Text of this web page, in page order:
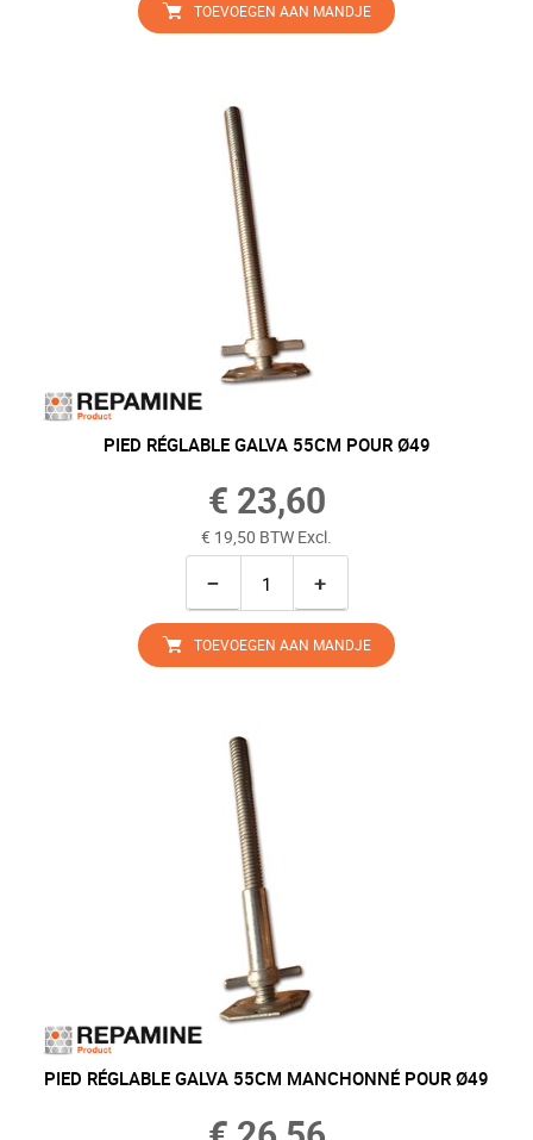
TOEVOEGEN AAN MANDJE
PIED RÉGLABLE GALVA 55CM POUR Ø49
€ 23,60
€ 19,50 BTW Excl.
− +
TOEVOEGEN AAN MANDJE
PIED RÉGLABLE GALVA 55CM MANCHONNÉ POUR Ø49